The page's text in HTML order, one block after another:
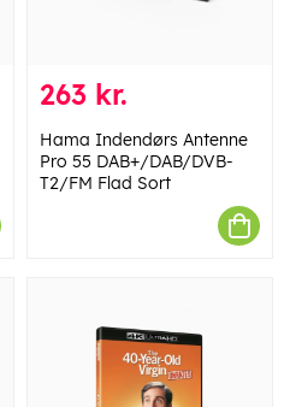
263 kr.
Hama Indendørs Antenne
Pro 55 DAB+/DAB/DVB-
T2/FM Flad Sort